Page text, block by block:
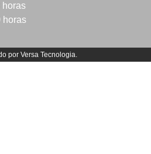
horas
horas
por Versa Tecnologia.